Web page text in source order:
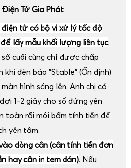
Điện Tử Gia Phát
điện tử có bộ vi xử lý tốc độ
lấy mẫu khối lượng liên tục.
số cuối cùng chỉ được chấp
khi đèn báo "Stable" (Ổn định)
hình sáng lên. Anh chị có
1-2 giây cho số đứng yên
toàn rồi mới bấm tính tiền để
yên tâm.
dòng cân (cân tính tiền đơn
hay cân in tem dán). Nếu